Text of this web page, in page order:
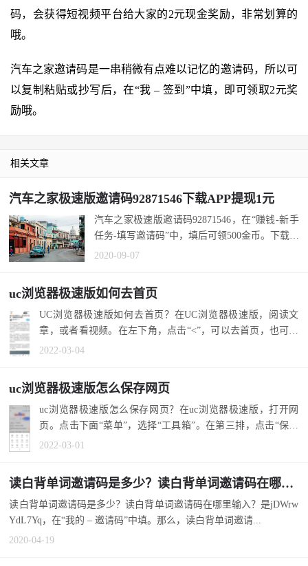
码，会获得短视频平台给大家的2元现金奖励，非常划算的
哦。
汽车之家邀请码是一串稍微有点难以记忆的邀请码，所以可
以复制粘贴或抄写后，在“我 – 签到”中填，即可领取2元奖
励哦。
相关文章
汽车之家极速版邀请码92871546下载APP提现1元
汽车之家极速版邀请码92871546，在“赚钱-新手
任务-填写邀请码”中，填后可领500金币。下载汽
车之家极速版，能领最高18元新人红...
2020-09-07
uc浏览器极速版如何去首页
UC浏览器极速版如何去首页？在UC浏览器极速版，阅读文
章，或者看视频。在左下角，点击“<”，可以去首页，也可用
手机返回键...
2022-03-04
uc浏览器极速版怎么保存网页
uc浏览器极速版怎么保存网页？在uc浏览器极速版，打开网
页。点击下面“菜单”，选择“工具箱”。在第三排，点击“保存
网页”。 延...
2022-03-01
读白背单词邀请码是多少？读白背单词邀请码在哪里输入？
读白背单词邀请码是多少？读白背单词邀请码在哪里输入？是jDWrw
YdL7Yq，在“我的 – 邀请码”中填。那么，读白背单词邀请...
2020-04-19